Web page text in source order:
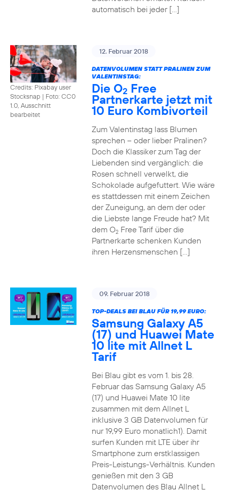
automatisch bei jeder […]
Credits: Pixabay user
Stocksnap | Foto: CC0
1.0, Ausschnitt
bearbeitet
12. Februar 2018
DATENVOLUMEN STATT PRALINEN ZUM
VALENTINSTAG:
Die O2 Free
Partnerkarte jetzt mit
10 Euro Kombivorteil
Zum Valentinstag lass Blumen
sprechen – oder lieber Pralinen?
Doch die Klassiker zum Tag der
Liebenden sind vergänglich: die
Rosen schnell verwelkt, die
Schokolade aufgefuttert. Wie wäre
es stattdessen mit einem Zeichen
der Zuneigung, an dem der oder
die Liebste lange Freude hat? Mit
dem O2Free Tarif über die
Partnerkarte schenken Kunden
ihren Herzensmenschen […]
09. Februar 2018
TOP-DEALS BEI BLAU FÜR 19,99 EURO:
Samsung Galaxy A5
(17) und Huawei Mate
10 lite mit Allnet L
Tarif
Bei Blau gibt es vom 1. bis 28.
Februar das Samsung Galaxy A5
(17) und Huawei Mate 10 lite
zusammen mit dem Allnet L
inklusive 3 GB Datenvolumen für
nur 19,99 Euro monatlich1). Damit
surfen Kunden mit LTE über ihr
Smartphone zum erstklassigen
Preis-Leistungs-Verhältnis. Kunden
genießen mit den 3 GB
Datenvolumen des Blau Allnet L